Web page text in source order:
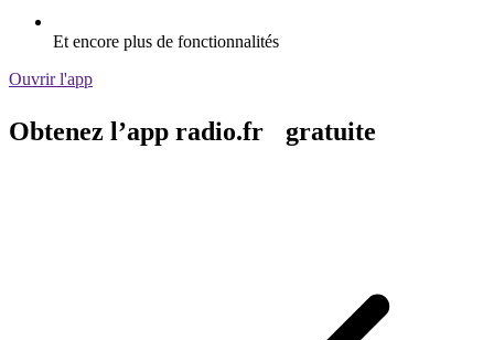
Et encore plus de fonctionnalités
Ouvrir l'app
Obtenez l’app radio.fr gratuite